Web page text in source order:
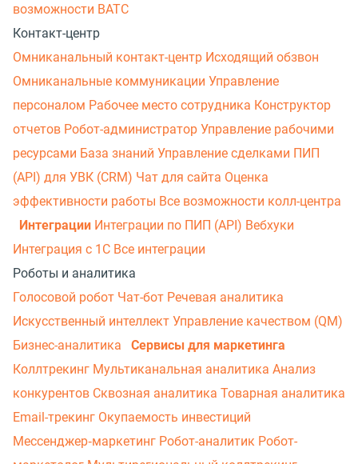
возможности ВАТС
Контакт-центр
Омниканальный контакт-центр Исходящий обзвон
Омниканальные коммуникации Управление
персоналом Рабочее место сотрудника Конструктор
отчетов Робот-администратор Управление рабочими
ресурсами База знаний Управление сделками ПИП
(API) для УВК (CRM) Чат для сайта Оценка
эффективности работы Все возможности колл-центра
Интеграции Интеграции по ПИП (API) Вебхуки
Интеграция с 1С Все интеграции
Роботы и аналитика
Голосовой робот Чат-бот Речевая аналитика
Искусственный интеллект Управление качеством (QM)
Бизнес-аналитика
Сервисы для маркетинга
Коллтрекинг Мультиканальная аналитика Анализ
конкурентов Сквозная аналитика Товарная аналитика
Email-трекинг Окупаемость инвестиций
Мессенджер‑маркетинг Робот-аналитик Робот-